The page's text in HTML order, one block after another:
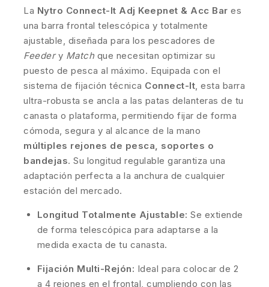
La Nytro Connect-It Adj Keepnet & Acc Bar es
una barra frontal telescópica y totalmente
ajustable, diseñada para los pescadores de
Feedery Match que necesitan optimizar su
puesto de pesca al máximo. Equipada con el
sistema de fijación técnica Connect-It , esta barra
ultra-robusta se ancla a las patas delanteras de tu
canasta o plataforma, permitiendo fijar de forma
cómoda, segura y al alcance de la mano
múltiples rejones de pesca, soportes o
bandejas. Su longitud regulable garantiza una
adaptación perfecta a la anchura de cualquier
estación del mercado.
Longitud Totalmente Ajustable: Se extiende
de forma telescópica para adaptarse a la
medida exacta de tu canasta.
Fijación Multi-Rejón: Ideal para colocar de 2
a 4 rejones en el frontal, cumpliendo con las